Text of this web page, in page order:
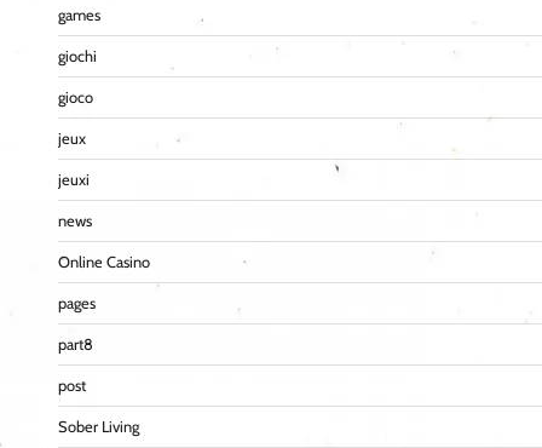
games
giochi
gioco
jeux
jeuxi
news
Online Casino
pages
part8
post
Sober Living